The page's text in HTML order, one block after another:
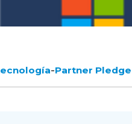
-Partner Pledge